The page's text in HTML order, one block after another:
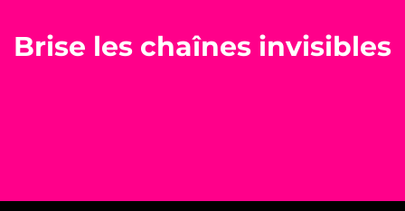
Brise les chaînes invisibles